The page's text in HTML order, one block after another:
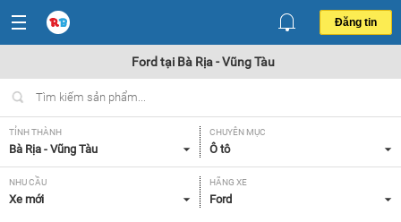
Đăng tin
Ford tại Bà Rịa - Vũng Tàu
TỈNH THÀNH
Bà Rịa - Vũng Tàu
CHUYÊN MỤC
Ô tô
NHU CẦU
Xe mới
HÃNG XE
Ford